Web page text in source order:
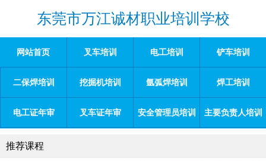
东莞市万江诚材职业培训学校
网站首页 叉车培训 电工培训 铲车培训
二保焊培训 挖掘机培训 氩弧焊培训 焊工培训
电工证年审 叉车证年审 安全管理员培训 主要负责人培训
推荐课程